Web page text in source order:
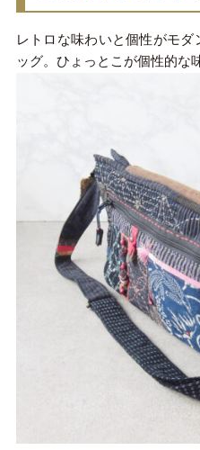
レトロな味わいと個性がモ
ッグ。ひょっとこが個性的な